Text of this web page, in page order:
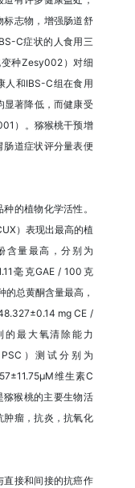
标志物，增强肠道舒
C症状的人食用三
种Zesy002）对细
人和IBS-C组在食用
著降低，而健康受
）。猕猴桃干预增
肠道症状评分量表便
的植物化学活性。
）表现出最高的植
含量最高，分别为
毫克GAE / 100克
的总黄酮含量最高，
mg CE /
的最大氧清除能力
）测试分别为
维生素C
猕猴桃的主要生物活
肿瘤，抗炎，抗氧化
直接和间接的抗癌作